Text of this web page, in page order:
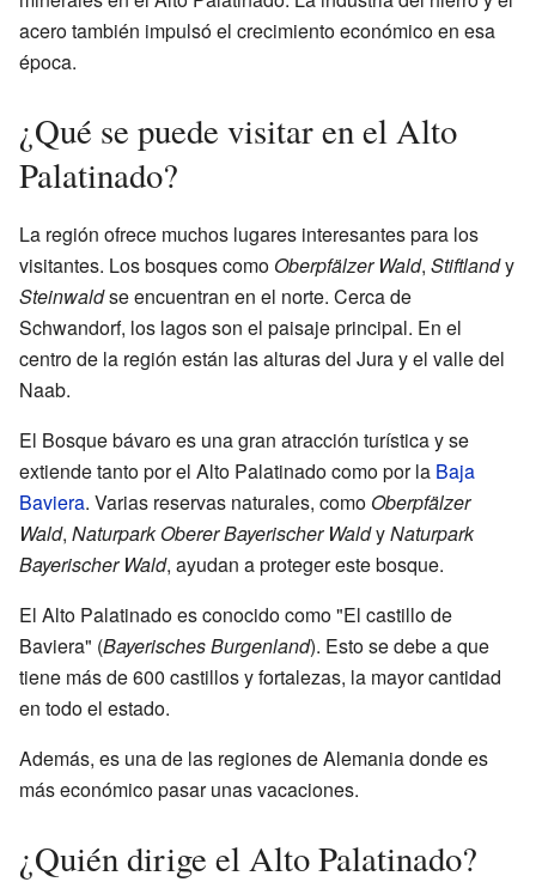
acero también impulsó el crecimiento económico en esa
época.
¿Qué se puede visitar en el Alto
Palatinado?
La región ofrece muchos lugares interesantes para los
visitantes. Los bosques como Oberpfälzer Wald, Stiftlandy
Steinwaldse encuentran en el norte. Cerca de
Schwandorf, los lagos son el paisaje principal. En el
centro de la región están las alturas del Jura y el valle del
Naab.
El Bosque bávaro es una gran atracción turística y se
extiende tanto por el Alto Palatinado como por la Baja
Baviera. Varias reservas naturales, como Oberpfälzer
Wald, Naturpark Oberer Bayerischer WaldyNaturpark
Bayerischer Wald, ayudan a proteger este bosque.
El Alto Palatinado es conocido como "El castillo de
Baviera" (Bayerisches Burgenland). Esto se debe a que
tiene más de 600 castillos y fortalezas, la mayor cantidad
en todo el estado.
Además, es una de las regiones de Alemania donde es
más económico pasar unas vacaciones.
¿Quién dirige el Alto Palatinado?